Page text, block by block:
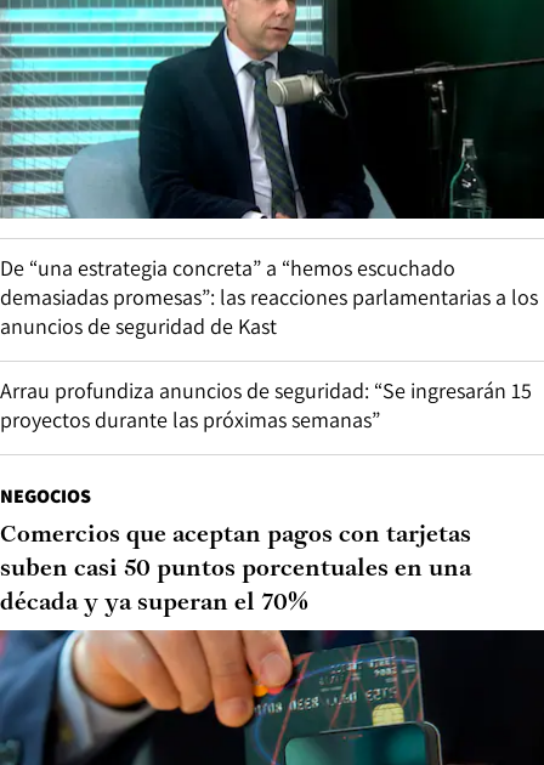
De “una estrategia concreta” a “hemos escuchado
demasiadas promesas”: las reacciones parlamentarias a los
anuncios de seguridad de Kast
Arrau profundiza anuncios de seguridad: “Se ingresarán 15
proyectos durante las próximas semanas”
NEGOCIOS
Comercios que aceptan pagos con tarjetas
suben casi 50 puntos porcentuales en una
década y ya superan el 70%